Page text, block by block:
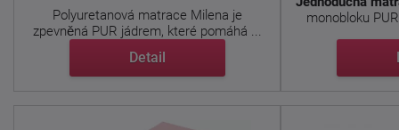
Polyuretanová matrace Milena je
zpevněná PUR jádrem, které pomáhá ...
Detail
monobloku PUR